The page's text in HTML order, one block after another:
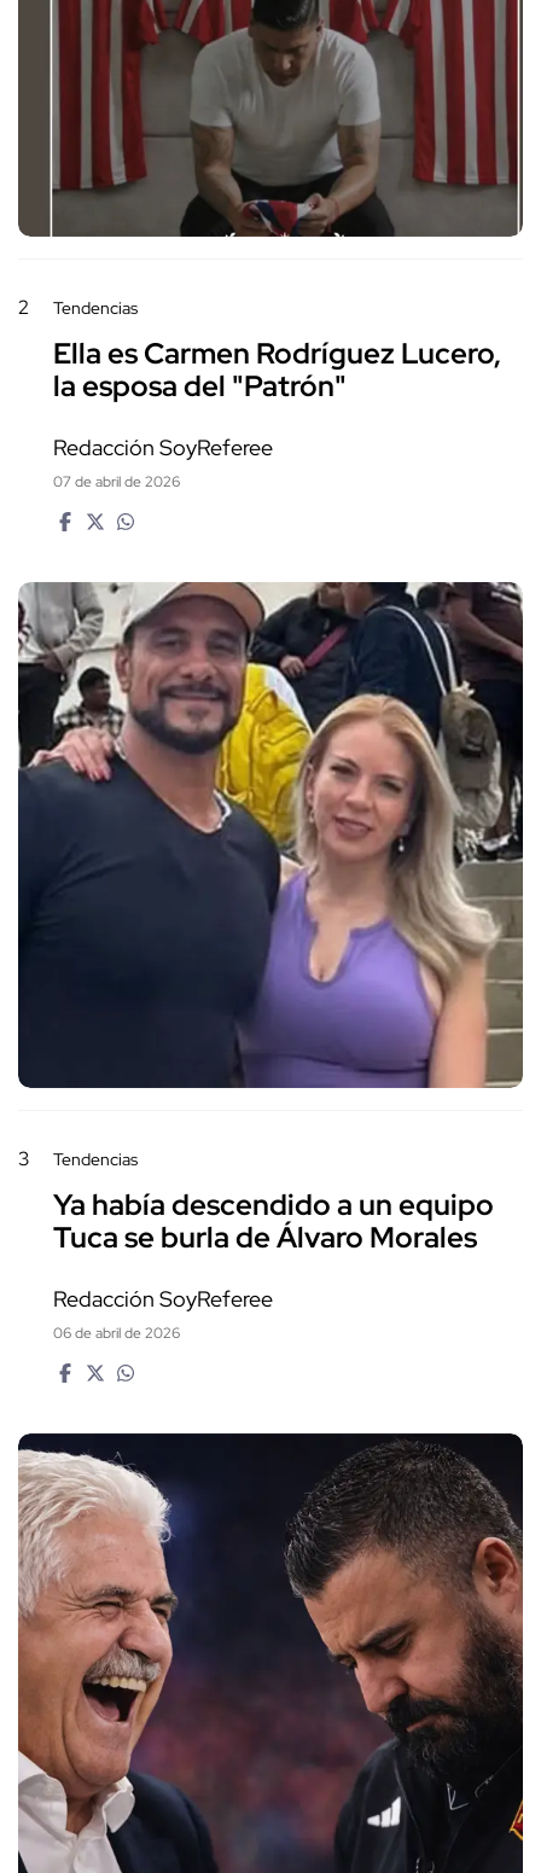
2 Tendencias
Ella es Carmen Rodríguez Lucero,
la esposa del "Patrón"
Redacción SoyReferee
07 de abril de 2026
3 Tendencias
Ya había descendido a un equipo
Tuca se burla de Álvaro Morales
Redacción SoyReferee
06 de abril de 2026